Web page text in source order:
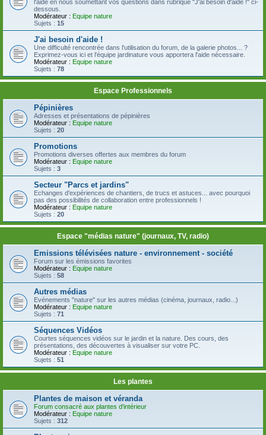
l'aide en nous soumettant vos questions dans rubrique "J'ai besoin d'aide !" ci-
dessous.
Modérateur : Equipe nature
Sujets : 15
J'ai besoin d'aide !
Une difficulté rencontrée dans l'utilisation du forum, de la galerie photos... ?
Exprimez-vous ici et l'équipe jardinature vous apportera l'aide nécessaire.
Modérateur : Equipe nature
Sujets : 78
Espace Professionnels
Pépinières
Adresses et présentations de pépinières
Modérateur : Equipe nature
Sujets : 20
Promotions
Promotions diverses offertes aux membres du forum
Modérateur : Equipe nature
Sujets : 3
Secteur "Parcs et jardins"
Echanges d'expériences de chantiers, de trucs et astuces... avec pourquoi
pas des possibilités de collaboration entre professionnels !
Modérateur : Equipe nature
Sujets : 20
Espace "médias nature" (journaux, TV, radio)
Emissions télévisées nature - environnement - société
Forum sur les émissions favorites
Modérateur : Equipe nature
Sujets : 58
Autres médias
Evénements "nature" sur les autres médias (cinéma, journaux, radio...)
Modérateur : Equipe nature
Sujets : 71
Séquences Vidéos
Courtes séquences vidéos sur le jardin et la nature. Des cours, des
présentations, des découvertes à visualiser sur votre PC.
Modérateur : Equipe nature
Sujets : 51
Les plantes
Plantes de maison et véranda
Forum consacré aux plantes d'intérieur
Modérateur : Equipe nature
Sujets : 312